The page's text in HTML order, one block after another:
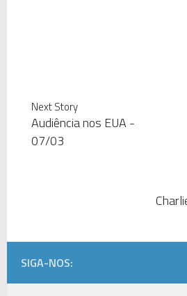
Next Story
Audiência nos EUA -
07/03
SIGA-NOS: